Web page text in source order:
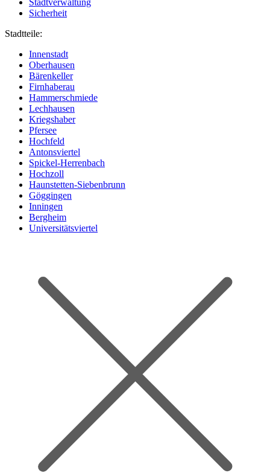
Sicherheit
Stadtteile:
Innenstadt
Oberhausen
Bärenkeller
Firnhaberau
Hammerschmiede
Lechhausen
Kriegshaber
Pfersee
Hochfeld
Antonsviertel
Spickel-Herrenbach
Hochzoll
Haunstetten-Siebenbrunn
Göggingen
Inningen
Bergheim
Universitätsviertel